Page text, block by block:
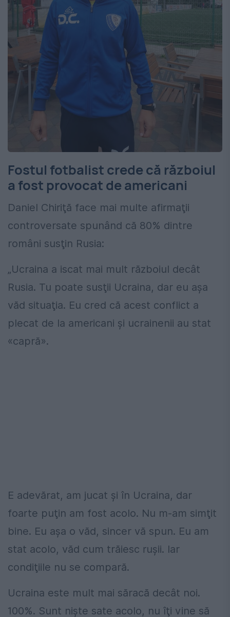
Fostul fotbalist crede că războiul
a fost provocat de americani
Daniel Chiriţă face mai multe afirmaţii
controversate spunând că 80% dintre
români susţin Rusia:
„Ucraina a iscat mai mult războiul decât
Rusia. Tu poate susţii Ucraina, dar eu aşa
văd situaţia. Eu cred că acest conflict a
plecat de la americani şi ucrainenii au stat
«capră».
E adevărat, am jucat şi în Ucraina, dar
foarte puţin am fost acolo. Nu m-am simţit
bine. Eu aşa o văd, sincer vă spun. Eu am
stat acolo, văd cum trăiesc ruşii. Iar
condiţiile nu se compară.
Ucraina este mult mai săracă decât noi.
100%. Sunt nişte sate acolo, nu îţi vine să